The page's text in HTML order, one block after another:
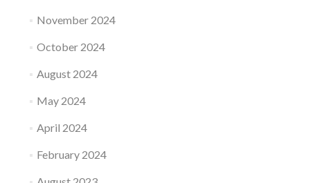
November 2024
October 2024
August 2024
May 2024
April 2024
February 2024